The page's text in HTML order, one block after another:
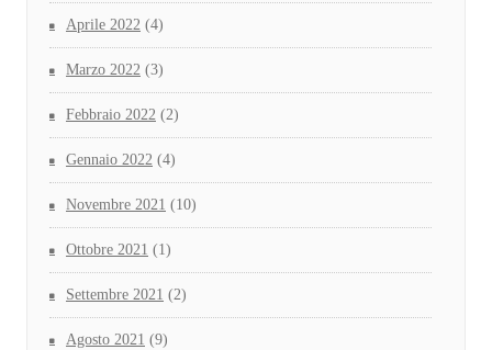
Aprile 2022 (4)
Marzo 2022 (3)
Febbraio 2022 (2)
Gennaio 2022 (4)
Novembre 2021 (10)
Ottobre 2021 (1)
Settembre 2021 (2)
Agosto 2021 (9)